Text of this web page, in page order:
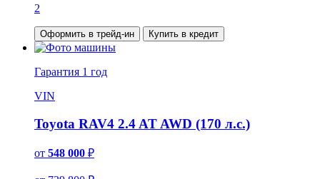
2
Оформить в трейд-ин Купить в кредит
Гарантия 1 год
VIN
Toyota RAV4 2.4 AT AWD (170 л.с.)
от 548 000 ₽